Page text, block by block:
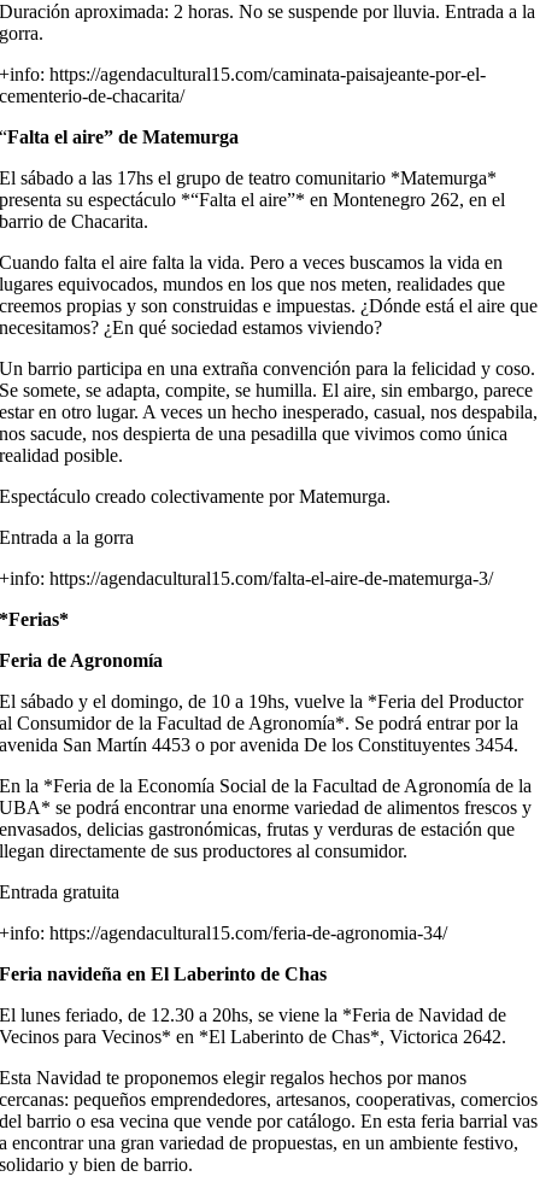
Duración aproximada: 2 horas. No se suspende por lluvia. Entrada a la
gorra.
+info: https://agendacultural15.com/caminata-paisajeante-por-el-
cementerio-de-chacarita/
“Falta el aire” de Matemurga
El sábado a las 17hs el grupo de teatro comunitario *Matemurga*
presenta su espectáculo *“Falta el aire”* en Montenegro 262, en el
barrio de Chacarita.
Cuando falta el aire falta la vida. Pero a veces buscamos la vida en
lugares equivocados, mundos en los que nos meten, realidades que
creemos propias y son construidas e impuestas. ¿Dónde está el aire que
necesitamos? ¿En qué sociedad estamos viviendo?
Un barrio participa en una extraña convención para la felicidad y coso.
Se somete, se adapta, compite, se humilla. El aire, sin embargo, parece
estar en otro lugar. A veces un hecho inesperado, casual, nos despabila,
nos sacude, nos despierta de una pesadilla que vivimos como única
realidad posible.
Espectáculo creado colectivamente por Matemurga.
Entrada a la gorra
+info: https://agendacultural15.com/falta-el-aire-de-matemurga-3/
*Ferias*
Feria de Agronomía
El sábado y el domingo, de 10 a 19hs, vuelve la *Feria del Productor
al Consumidor de la Facultad de Agronomía*. Se podrá entrar por la
avenida San Martín 4453 o por avenida De los Constituyentes 3454.
En la *Feria de la Economía Social de la Facultad de Agronomía de la
UBA* se podrá encontrar una enorme variedad de alimentos frescos y
envasados, delicias gastronómicas, frutas y verduras de estación que
llegan directamente de sus productores al consumidor.
Entrada gratuita
+info: https://agendacultural15.com/feria-de-agronomia-34/
Feria navideña en El Laberinto de Chas
El lunes feriado, de 12.30 a 20hs, se viene la *Feria de Navidad de
Vecinos para Vecinos* en *El Laberinto de Chas*, Victorica 2642.
Esta Navidad te proponemos elegir regalos hechos por manos
cercanas: pequeños emprendedores, artesanos, cooperativas, comercios
del barrio o esa vecina que vende por catálogo. En esta feria barrial vas
a encontrar una gran variedad de propuestas, en un ambiente festivo,
solidario y bien de barrio.